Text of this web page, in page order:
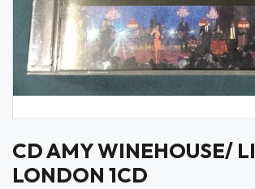
CD AMY WINEHOUSE/
LONDON 1CD